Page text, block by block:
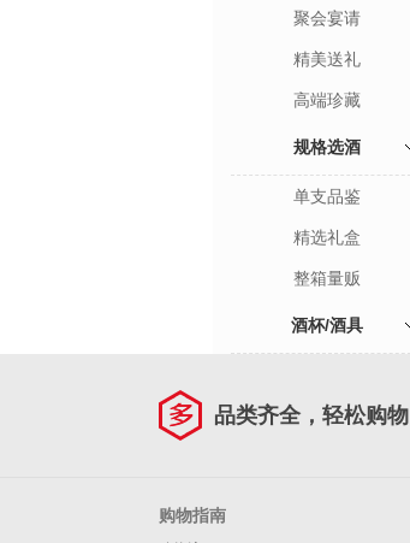
聚会宴请
精美送礼
高端珍藏
规格选酒
单支品鉴
精选礼盒
整箱量贩
酒杯/酒具
品类齐全，轻松购物
购物指南